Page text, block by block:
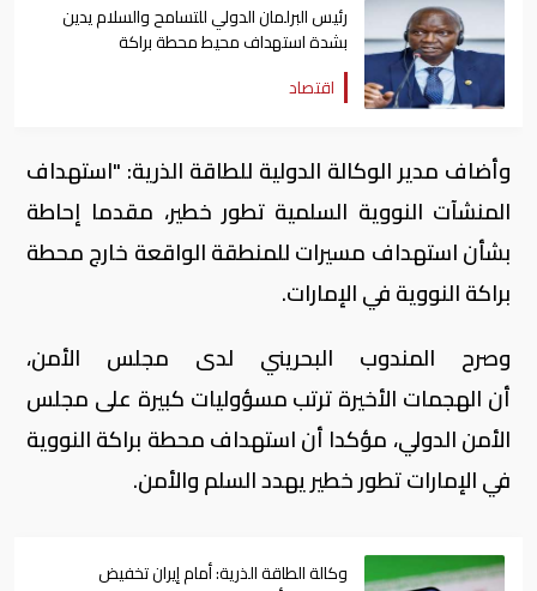
رئيس البرلمان الدولي للتسامح والسلام يدين
بشدة استهداف محيط محطة براكة
اقتصاد
وأضاف مدير الوكالة الدولية للطاقة الذرية: "استهداف
المنشآت النووية السلمية تطور خطير، مقدما إحاطة
بشأن استهداف مسيرات للمنطقة الواقعة خارج محطة
براكة النووية في الإمارات.
وصرح المندوب البحريني لدى مجلس الأمن،
أن الهجمات الأخيرة ترتب مسؤوليات كبيرة على مجلس
الأمن الدولي، مؤكدا أن استهداف محطة براكة النووية
في الإمارات تطور خطير يهدد السلم والأمن.
وكالة الطاقة الذرية: أمام إيران تخفيض